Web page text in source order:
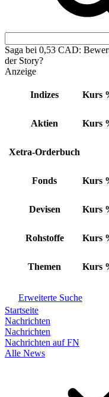
Saga bei 0,53 CAD:
der Story?
Anzeige
Indizes Kurs
Aktien Kurs
Xetra-Orderbuch
Fonds Kurs
Devisen Kurs
Rohstoffe Kurs
Themen Kurs
Erweiterte Suche
Startseite
Nachrichten
Nachrichten
Nachrichten auf FN
Alle News